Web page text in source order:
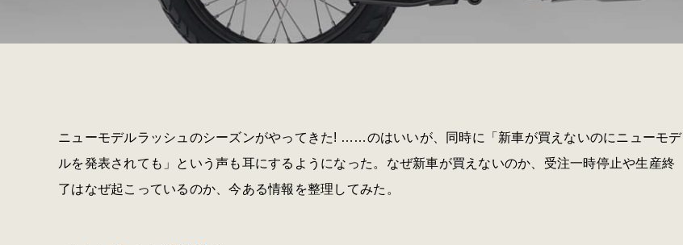
ニューモデルラッシュのシーズンがやってきた! ……のはいいが、同時に「新車が買えないのにニューモデ
ルを発表されても」という声も耳にするようになった。なぜ新車が買えないのか、受注一時停止や生産終
了はなぜ起こっているのか、今ある情報を整理してみた。